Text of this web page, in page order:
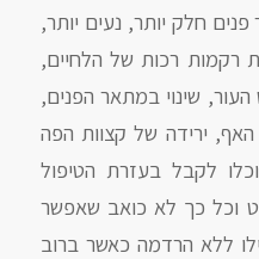
חלק יותר, נעים יותר,
רקמות רכות של הלחיים,
שינוי במתאר הפנים,
ירידה של קצוות הפה
לקבל בעזרת הטיפול
וכל כך לא כואב שאפשר
ללא הרדמה כאשר ברוב